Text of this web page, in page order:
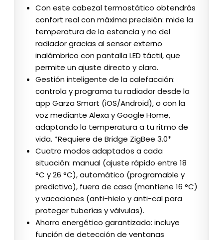
Con este cabezal termostático obtendrás
confort real con máxima precisión: mide la
temperatura de la estancia y no del
radiador gracias al sensor externo
inalámbrico con pantalla LED táctil, que
permite un ajuste directo y claro.
Gestión inteligente de la calefacción:
controla y programa tu radiador desde la
app Garza Smart (iOS/Android), o con la
voz mediante Alexa y Google Home,
adaptando la temperatura a tu ritmo de
vida. *Requiere de Bridge ZigBee 3.0*
Cuatro modos adaptados a cada
situación: manual (ajuste rápido entre 18
°C y 26 °C), automático (programable y
predictivo), fuera de casa (mantiene 16 °C)
y vacaciones (anti-hielo y anti-cal para
proteger tuberías y válvulas).
Ahorro energético garantizado: incluye
función de detección de ventanas